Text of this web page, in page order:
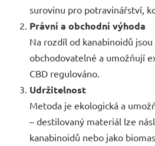
surovinu pro potravinářství,
Právní a obchodní výhoda
Na rozdíl od kanabinoidů
obchodovatelné a umožňují
CBD regulováno.
Udržitelnost
Metoda je ekologická a
– destilovaný materiál lze
kanabinoidů nebo jako